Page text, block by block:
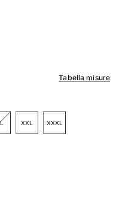
Tabella misure
XXL XXXL